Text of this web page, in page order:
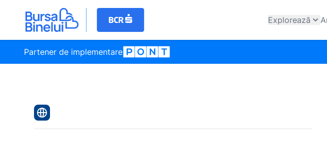
Explorează
Partener de implementare